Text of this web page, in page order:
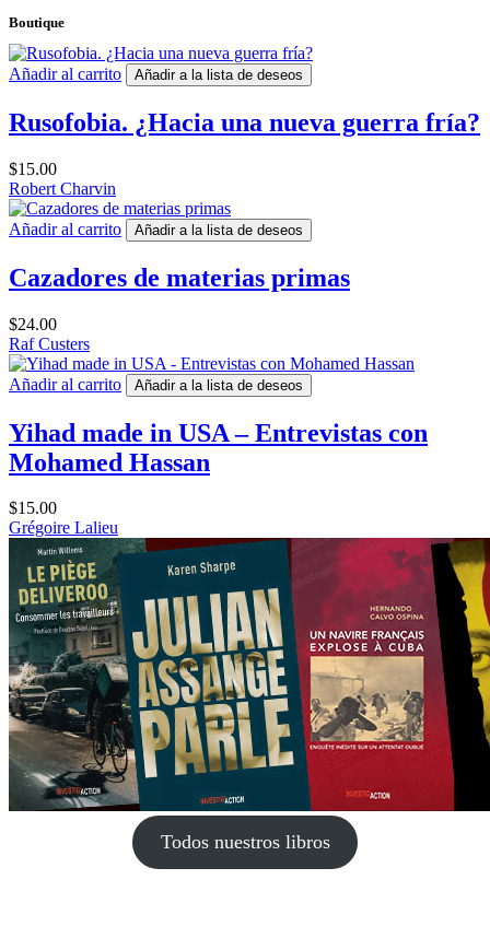
Boutique
Añadir al carrito Añadir a la lista de deseos
Rusofobia. ¿Hacia una nueva guerra fría?
$15.00
Robert Charvin
Añadir al carrito Añadir a la lista de deseos
Cazadores de materias primas
$24.00
Raf Custers
Añadir al carrito Añadir a la lista de deseos
Yihad made in USA – Entrevistas con
Mohamed Hassan
$15.00
Grégoire Lalieu
Todos nuestros libros